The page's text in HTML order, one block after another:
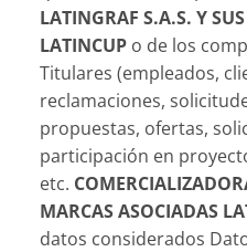
LATINGRAF S.A.S. Y
LATINCUPo de los
Titulares (empleados,
reclamaciones,
propuestas, ofertas,
participación en
etc.
MARCAS ASOCIADAS
datos considerados